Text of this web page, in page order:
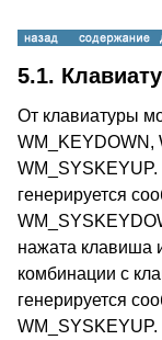
5.1.
От клавиатуры
WM_KEYDOWN,
генерируется
нажата клавиша
комбинации с
генерируется
WM_SYSKEYUP.